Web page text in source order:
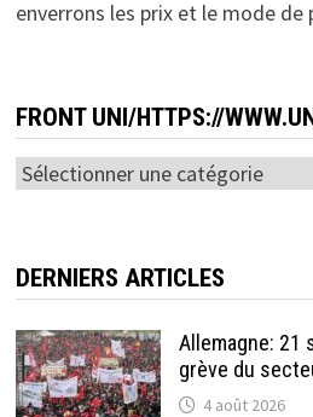
enverrons les prix et le mode de
FRONT UNI/HTTPS://
Front
DERNIERS ARTICLES
Allemagne: 21
grève du
4 août 2026